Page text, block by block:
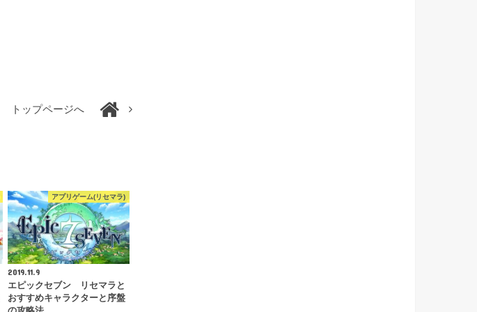
トップページへ
アプリゲーム(リセマラ)
2019.11.9
エピックセブン リセマラと
おすすめキャラクターと序盤